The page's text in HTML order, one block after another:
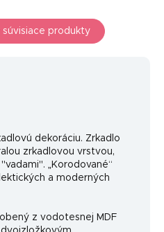
produkty
dekoráciu. Zrkadlo
zrkadlovou vrstvou,
„Korodované“
a moderných
z vodotesnej MDF